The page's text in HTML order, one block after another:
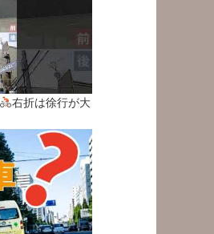
右折は徐行が大